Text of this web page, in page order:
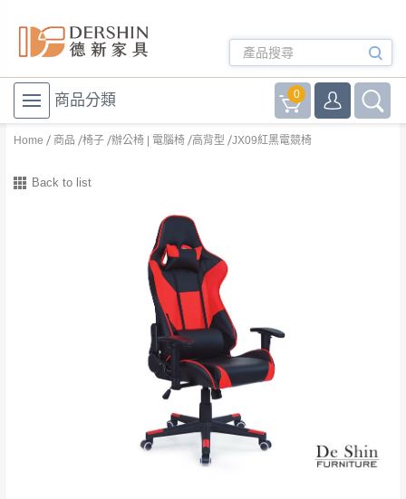
商品分類 0
Home 商品 椅子 辦公椅 | 電腦椅 高背型 JX09紅黑電競椅
Back to list